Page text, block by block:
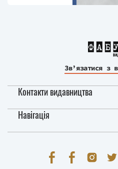
Зв’язатися з
Контакти видавництва
Навігація